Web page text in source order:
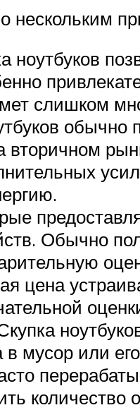
нескольким
ноутбуков
слишком
вторичном
Обычно
цена
мусор или